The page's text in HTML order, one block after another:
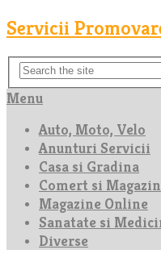
Servicii
Menu
Auto, Moto, Velo
Anunturi Servicii
Casa si Gradina
Comert si
Magazine Online
Sanatate si
Diverse